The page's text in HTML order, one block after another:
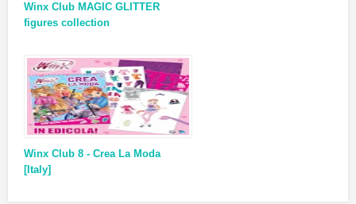
Winx Club MAGIC GLITTER
figures collection
Winx Club 8 - Crea La Moda
[Italy]